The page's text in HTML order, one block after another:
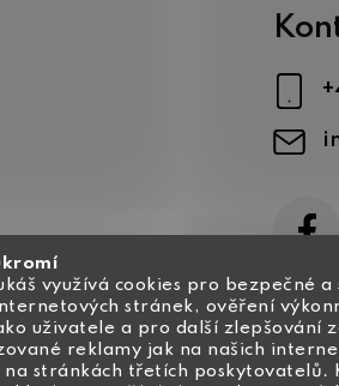
využívá cookies pro bezpečné
stránek, ověření
uživatele a pro další zlepšování
reklamy jak na našich
stránkách třetích poskytovatelů.